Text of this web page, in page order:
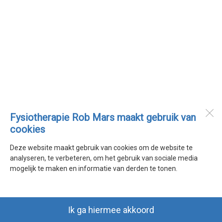
Fysiotherapie Rob Mars maakt gebruik van
cookies
Deze website maakt gebruik van cookies om de website te
analyseren, te verbeteren, om het gebruik van sociale media
mogelijk te maken en informatie van derden te tonen.
Ik ga hiermee akkoord